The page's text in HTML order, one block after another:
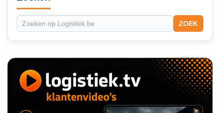
ZOEK